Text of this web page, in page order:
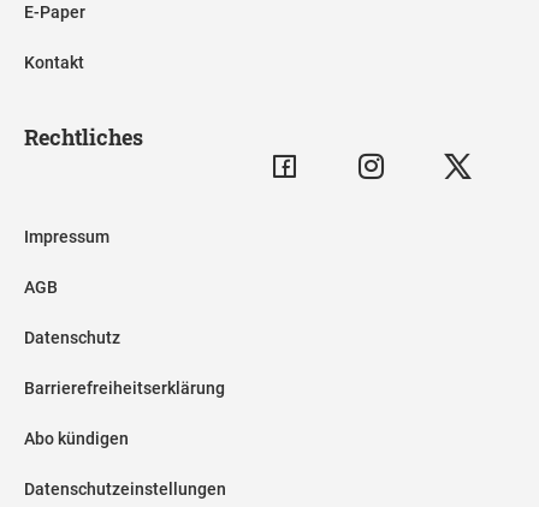
E-Paper
Kontakt
Rechtliches
Impressum
AGB
Datenschutz
Barrierefreiheitserklärung
Abo kündigen
Datenschutzeinstellungen